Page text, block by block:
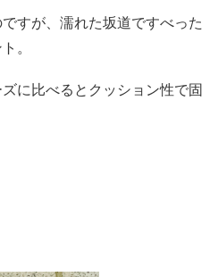
すが、濡れた坂道ですべった
。
に比べるとクッション性で固